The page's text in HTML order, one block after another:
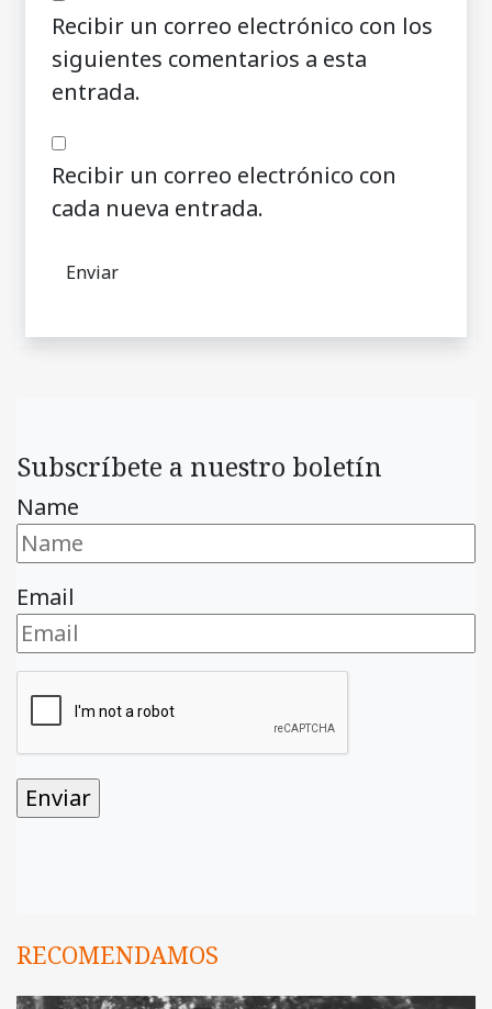
Recibir un correo electrónico con los
siguientes comentarios a esta
entrada.
Recibir un correo electrónico con
cada nueva entrada.
Subscríbete a nuestro boletín
Name
Email
RECOMENDAMOS